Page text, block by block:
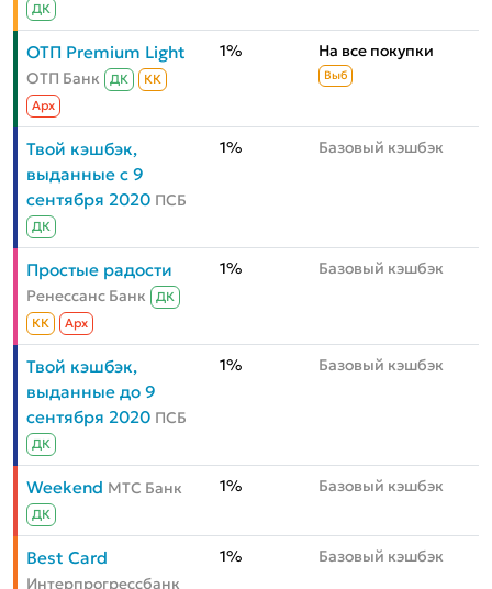
ДК
ОТП Premium Light
ОТП Банк ДК
КК
Aрх
1% На все покупки
Выб
Твой кэшбэк,
выданные с 9
сентября 2020 ПСБ
ДК
1% Базовый кэшбэк
Простые радости
Ренессанс Банк
ДК
КК
Aрх
1% Базовый кэшбэк
Твой кэшбэк,
выданные до 9
сентября 2020 ПСБ
ДК
1% Базовый кэшбэк
Weekend МТС Банк
ДК
1% Базовый кэшбэк
Best Card
Интерпрогрессбанк
1% Базовый кэшбэк